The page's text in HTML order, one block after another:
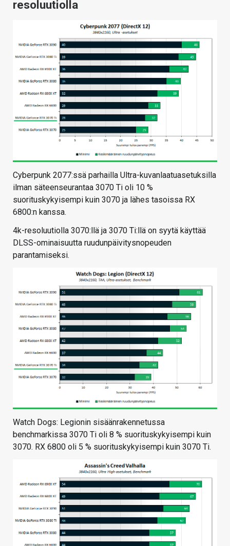
resoluutiolla
Cyberpunk 2077:ssä parhailla Ultra-kuvanlaatuasetuksilla
ilman säteenseurantaa 3070 Ti oli 10 %
suorituskykyisempi kuin 3070 ja lähes tasoissa RX
6800:n kanssa.
4k-resoluutiolla 3070:llä ja 3070 Ti:llä on syytä käyttää
DLSS-ominaisuutta ruudunpäivitysnopeuden
parantamiseksi.
Watch Dogs: Legionin sisäänrakennetussa
benchmarkissa 3070 Ti oli 8 % suorituskykyisempi kuin
3070. RX 6800 oli 5 % suorituskykyisempi kuin 3070 Ti.